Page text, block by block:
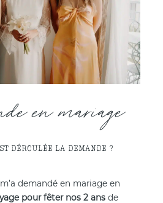
en mariage
DÉROULÉE LA DEMANDE ?
demandé en mariage en
pour fêter nos 2 ans de